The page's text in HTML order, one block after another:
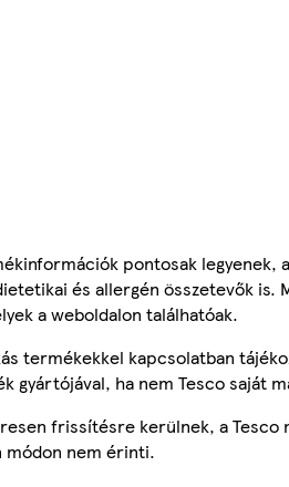
pontosak
és allergén összetevők
a weboldalon találhatóak.
termékekkel kapcsolatban
gyártójával, ha nem Tesco saját
frissítésre kerülnek, a
módon nem érinti.